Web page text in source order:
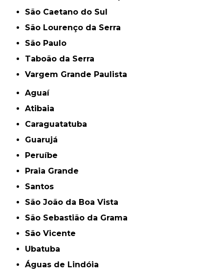
São Caetano do Sul
São Lourenço da Serra
São Paulo
Taboão da Serra
Vargem Grande Paulista
Aguaí
Atibaia
Caraguatatuba
Guarujá
Peruíbe
Praia Grande
Santos
São João da Boa Vista
São Sebastião da Grama
São Vicente
Ubatuba
Águas de Lindóia